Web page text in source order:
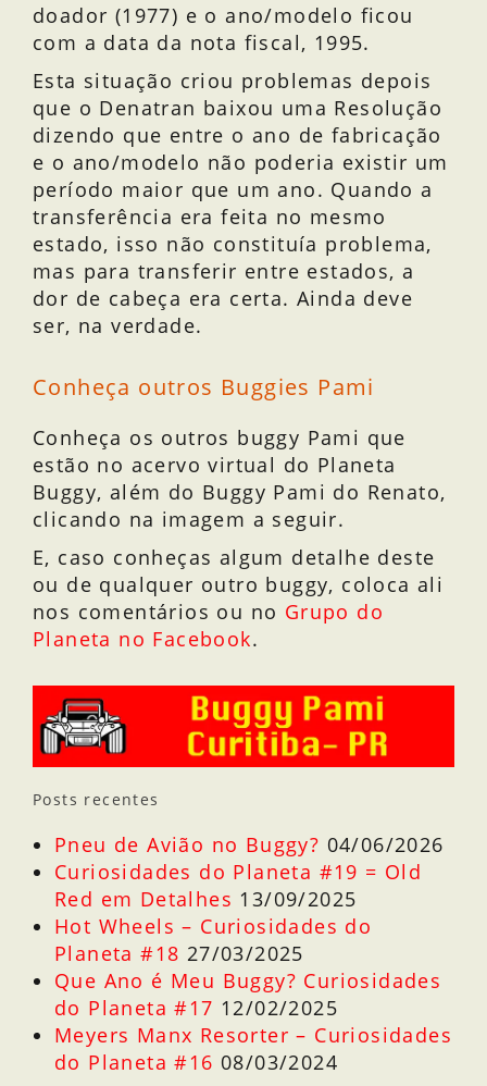
doador (1977) e o ano/modelo ficou
com a data da nota fiscal, 1995.
Esta situação criou problemas depois
que o Denatran baixou uma Resolução
dizendo que entre o ano de fabricação
e o ano/modelo não poderia existir um
período maior que um ano. Quando a
transferência era feita no mesmo
estado, isso não constituía problema,
mas para transferir entre estados, a
dor de cabeça era certa. Ainda deve
ser, na verdade.
Conheça outros Buggies Pami
Conheça os outros buggy Pami que
estão no acervo virtual do Planeta
Buggy, além do Buggy Pami do Renato,
clicando na imagem a seguir.
E, caso conheças algum detalhe deste
ou de qualquer outro buggy, coloca ali
nos comentários ou no Grupo do
Planeta no Facebook.
Posts recentes
Pneu de Avião no Buggy? 04/06/2026
Curiosidades do Planeta #19 = Old
Red em Detalhes 13/09/2025
Hot Wheels – Curiosidades do
Planeta #18 27/03/2025
Que Ano é Meu Buggy? Curiosidades
do Planeta #17 12/02/2025
Meyers Manx Resorter – Curiosidades
do Planeta #16 08/03/2024